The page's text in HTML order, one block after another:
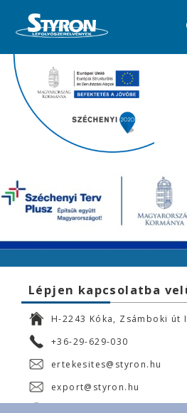
<<< Termék kategóriák
Lépjen kapcsolatba
H-2243 Kóka, Zsámboki
+36-29-629-030
ertekesites@styron.hu
export@styron.hu